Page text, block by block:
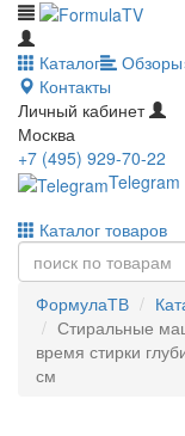
Каталог Обзоры
Контакты
Личный кабинет
Москва
+7 (495) 929-70-22
Telegram
Каталог товаров
ФормулаТВ
Стиральные
время стирки
см